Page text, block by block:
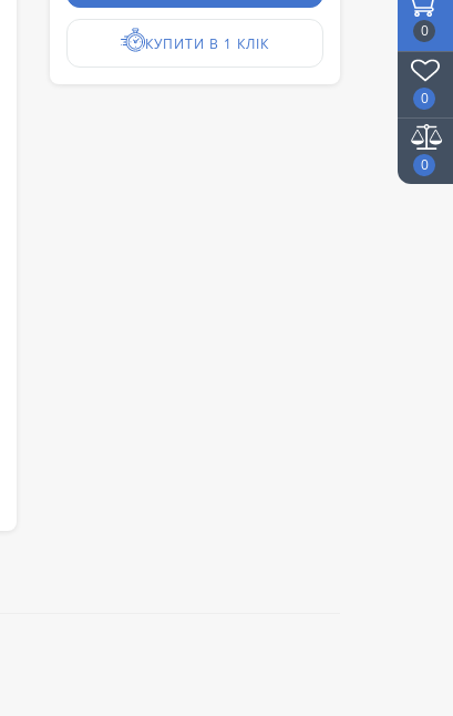
0
0
0
КУПИТИ В 1 КЛІК